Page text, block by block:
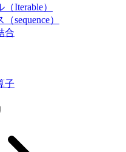
Iterable）
sequence）
合
子